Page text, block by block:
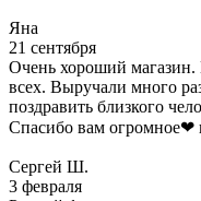
Яна
21 сентября
Очень хороший магазин.
всех. Выручали много
поздравить близкого
Спасибо вам огромное❤
Сергей Ш.
3 февраля